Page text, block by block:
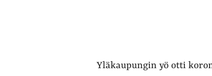
Yläkaupungin yö otti